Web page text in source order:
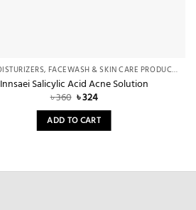
BEST MOISTURIZERS, FACEWASH & SKIN CARE PRODUCTS IN BANGLADESH – FOR OILY & DRY SKIN
Innsaei Salicylic Acid Acne Solution
৳360 Original
price
was:
৳ 360.
৳324Current
price
is:
৳ 324.
ADD TO CART